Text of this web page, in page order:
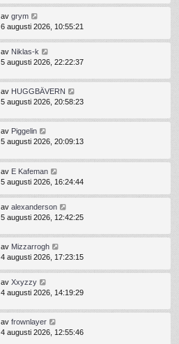
av grym
6 augusti 2026, 10:55:21
av Niklas-k
5 augusti 2026, 22:22:37
av HUGGBÄVERN
5 augusti 2026, 20:58:23
av Piggelin
5 augusti 2026, 20:09:13
av E Kafeman
5 augusti 2026, 16:24:44
av alexanderson
5 augusti 2026, 12:42:25
av Mizzarrogh
4 augusti 2026, 17:23:15
av Xxyzzy
4 augusti 2026, 14:19:29
av frownlayer
4 augusti 2026, 12:55:46